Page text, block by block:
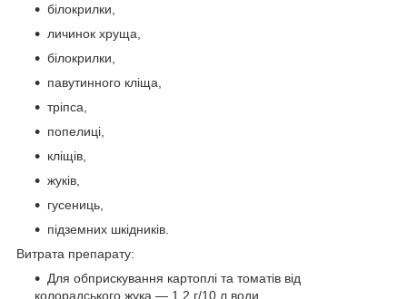
білокрилки,
личинок хруща,
білокрилки,
павутинного кліща,
тріпса,
попелиці,
кліщів,
жуків,
гусениць,
підземних шкідників.
Витрата препарату:
Для обприскування картоплі та томатів від
колорадського жука — 1,2 г/10 л води.